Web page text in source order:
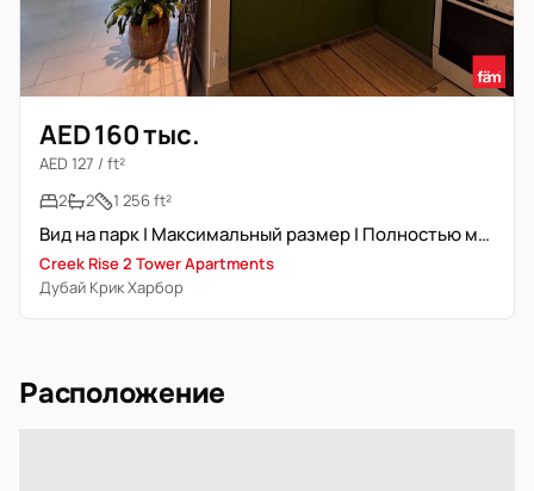
AED 160 тыс.
AED 127 / ft²
2
2 1 256 ft²
Вид на парк | Максимальный размер | Полностью меблирована
Creek Rise 2 Tower Apartments
Дубай Крик Харбор
Расположение